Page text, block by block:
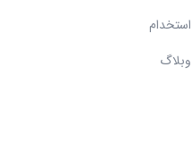
استخدام
وبلاگ